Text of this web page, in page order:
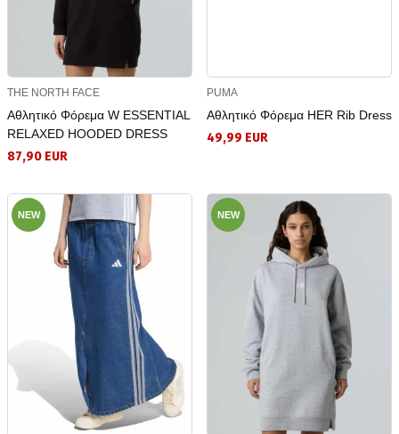
THE NORTH FACE
Αθλητικό Φόρεμα W ESSENTIAL
RELAXED HOODED DRESS
87,90 EUR
PUMA
Αθλητικό Φόρεμα HER Rib Dress
49,99 EUR
NEW NEW